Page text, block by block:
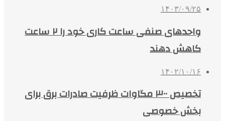
۱۴۰۳/۰۹/۲۵
واحدهای صنفی ساعت کاری خود را ۲ ساعت
کاهش دهند
۱۴۰۲/۱۰/۱۶
تخصیص ۳۰۰ مگاوات ظرفیت صادرات برق برای
بخش خصوصی